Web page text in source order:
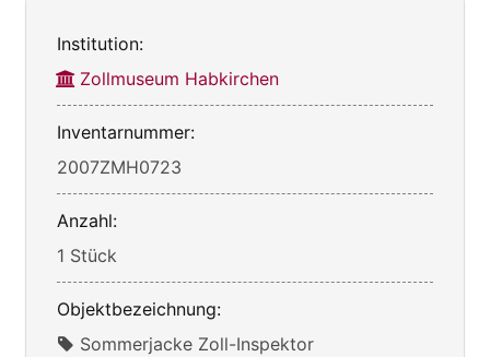
Institution:
Zollmuseum Habkirchen
Inventarnummer:
2007ZMH0723
Anzahl:
1 Stück
Objektbezeichnung:
Sommerjacke Zoll-Inspektor